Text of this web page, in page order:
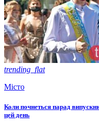
trending_flat
Місто
Коли почнеться парад
цей день